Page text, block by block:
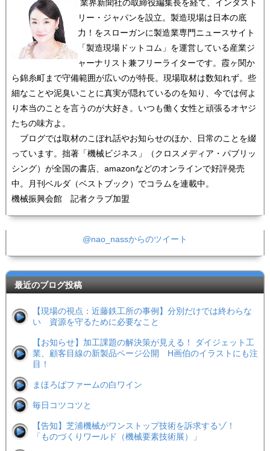
業界新聞社の取締役編集長を経て、インダスト
リー・ジャパンを設立。製造現場は日本の底
力！をスローガンに製造業専門ニュースサイト
「製造現場ドットコム」を運営している産業ジ
ャーナリスト兼フリーライターです。霞ヶ関か
ら錦糸町まで守備範囲が広いのが特長。現場取材は数知れず。些
細なことや泥臭いことに真実が隠れているのを知り、今では何よ
り本当のことを言うのが大好き。いつも働く女性と頑張るオヤジ
たちの味方よ。
ブログでは取材のこぼれ話やお知らせのほか、日常のことを綴
っています。拙著「機械ビジネス」（クロスメディア・パブリッ
シング）が全国の書店、amazonなどのオンラインで好評発売
中。月刊ベルダ（ベストブック）でコラムを連載中。
機械振興会館 記者クラブ加盟
@nao_nassからのツイート
最近のブログ投稿
【現場の視点：近藤鉄工所の事例】分別だけでは終わらな
い 資源を守るために必要なこと
【お知らせ】加工課題の解決策が見える！ ダイジェット工
業、顧客目線の新製品ページ公開 H画伯のイラストにも注
目！
まほろばファームの白ワイン
毎日コツコツと
【告知】芝浦機械がワンストップ技術を訴求するゾ！
「ものづくりワールド（機械要素技術展）」